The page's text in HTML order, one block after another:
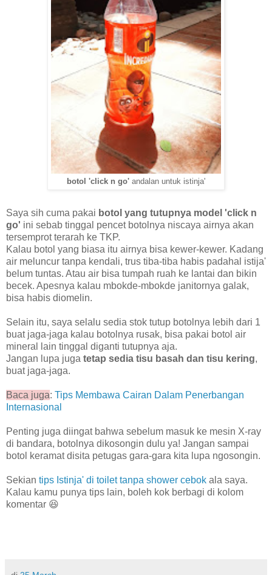
botol 'click n go' andalan untuk istinja'
Saya sih cuma pakai botol yang tutupnya model 'click n
go' ini sebab tinggal pencet botolnya niscaya airnya akan
tersemprot terarah ke TKP.
Kalau botol yang biasa itu airnya bisa kewer-kewer. Kadang
air meluncur tanpa kendali, trus tiba-tiba habis padahal istija'
belum tuntas. Atau air bisa tumpah ruah ke lantai dan bikin
becek. Apesnya kalau mbokde-mbokde janitornya galak,
bisa habis diomelin.
Selain itu, saya selalu sedia stok tutup botolnya lebih dari 1
buat jaga-jaga kalau botolnya rusak, bisa pakai botol air
mineral lain tinggal diganti tutupnya aja.
Jangan lupa juga tetap sedia tisu basah dan tisu kering,
buat jaga-jaga.
Baca juga: Tips Membawa Cairan Dalam Penerbangan
Internasional
Penting juga diingat bahwa sebelum masuk ke mesin X-ray
di bandara, botolnya dikosongin dulu ya! Jangan sampai
botol keramat disita petugas gara-gara kita lupa ngosongin.
Sekian tips Istinja' di toilet tanpa shower cebok ala saya.
Kalau kamu punya tips lain, boleh kok berbagi di kolom
komentar 😆